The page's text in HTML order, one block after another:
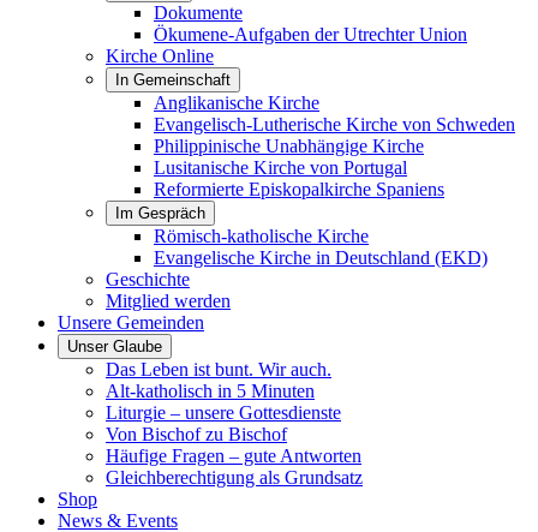
Dokumente
Ökumene-Aufgaben der Utrechter Union
Kirche Online
In Gemeinschaft
Anglikanische Kirche
Evangelisch-Lutherische Kirche von Schweden
Philippinische Unabhängige Kirche
Lusitanische Kirche von Portugal
Reformierte Episkopalkirche Spaniens
Im Gespräch
Römisch-katholische Kirche
Evangelische Kirche in Deutschland (EKD)
Geschichte
Mitglied werden
Unsere Gemeinden
Unser Glaube
Das Leben ist bunt. Wir auch.
Alt-katholisch in 5 Minuten
Liturgie – unsere Gottesdienste
Von Bischof zu Bischof
Häufige Fragen – gute Antworten
Gleichberechtigung als Grundsatz
Shop
News & Events